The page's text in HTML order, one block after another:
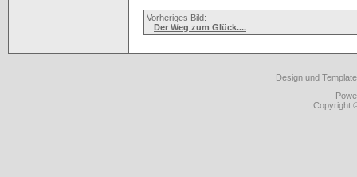
Vorheriges Bild:
Der Weg zum Glück....
Design und
Copyright